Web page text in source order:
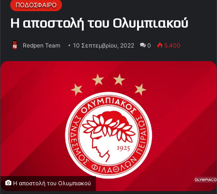
ΠΟΔΟΣΦΑΙΡΟ
Η αποστολή του Ολυμπιακού
Redpen Team 10 Σεπτεμβρίου, 2022 0 5.400
Η αποστολή του Ολυμπιακού